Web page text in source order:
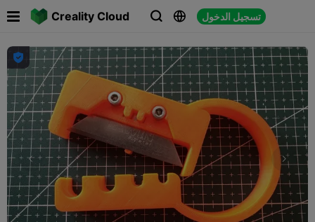
Creality Cloud   تسجيل الدخول
 
